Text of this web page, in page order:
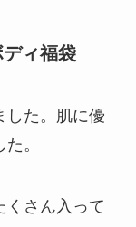
ィ福袋
した。肌に優
。
くさん入って